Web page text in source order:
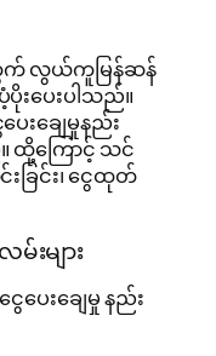
က် လွယ်ကူမြန်ဆန်
းပေးပါသည်။
ေးချေမှုနည်း
ထို့ကြောင့် သင်
ခြင်း၊ ငွေထုတ်
းများ
ေးချေမှု နည်း